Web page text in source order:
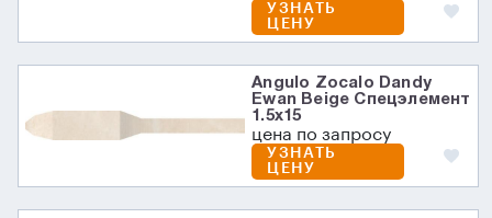
УЗНАТЬ
ЦЕНУ
Angulo Zocalo Dandy
Ewan Beige Спецэлемент
1.5x15
цена по запросу
УЗНАТЬ
ЦЕНУ